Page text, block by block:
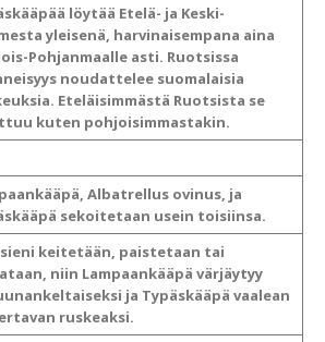
löytää Etelä- ja Keski-
yleisenä, harvinaisempana aina
Pohjanmaalle asti. Ruotsissa
noudattelee suomalaisia
Eteläisimmästä Ruotsista se
kuten pohjoisimmastakin.
Albatrellus ovinus, ja
sekoitetaan usein toisiinsa.
sieni keitetään, paistetaan tai
niin Lampaankääpä värjäytyy
ja Typäskääpä vaalean
ruskeaksi.